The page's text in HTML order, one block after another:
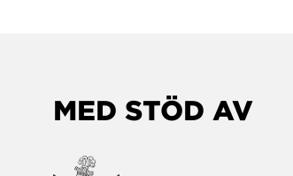
MED STÖD AV